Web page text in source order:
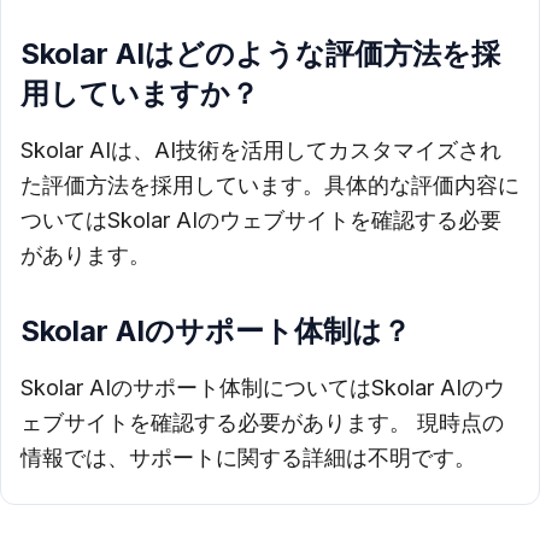
Skolar AIはどのような評価方法を採
用していますか？
Skolar AIは、AI技術を活用してカスタマイズされ
た評価方法を採用しています。具体的な評価内容に
ついてはSkolar AIのウェブサイトを確認する必要
があります。
Skolar AIのサポート体制は？
Skolar AIのサポート体制についてはSkolar AIのウ
ェブサイトを確認する必要があります。 現時点の
情報では、サポートに関する詳細は不明です。